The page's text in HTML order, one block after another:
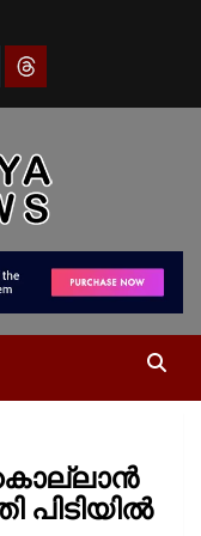
കൊല്ലാൻ
പിടിയിൽ